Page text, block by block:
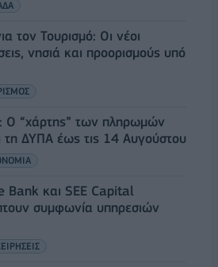
τον Τουρισμό: Οι νέοι
νησιά και προορισμούς υπό
Ο “χάρτης” των πληρωμών
ΔΥΠΑ έως τις 14 Αυγούστου
Bank και SEE Capital
συμφωνία υπηρεσιών